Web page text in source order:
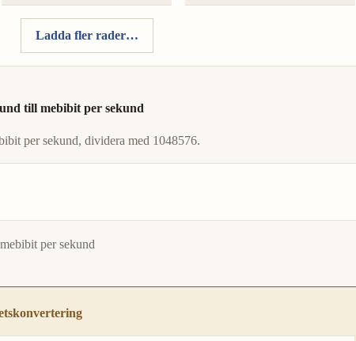
Ladda fler rader…
till mebibit per sekund
per sekund, dividera med 1048576.
per sekund